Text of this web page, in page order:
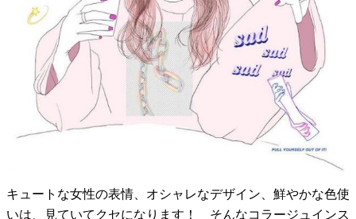
キュートな女性の表情、オシャレなデザイン、鮮やかな色使
いは、見ていてクセになります！ そんなコラージュインス